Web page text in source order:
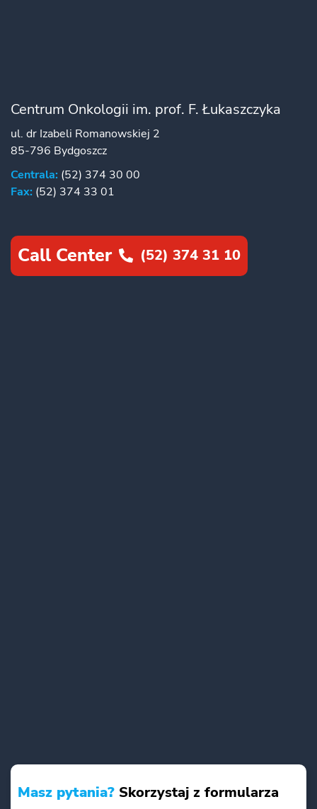
Centrum Onkologii im. prof. F. Łukaszczyka
ul. dr Izabeli Romanowskiej 2
85-796 Bydgoszcz
Centrala: (52) 374 30 00
Fax: (52) 374 33 01
Call Center (52) 374 31 10
Masz pytania? Skorzystaj z formularza